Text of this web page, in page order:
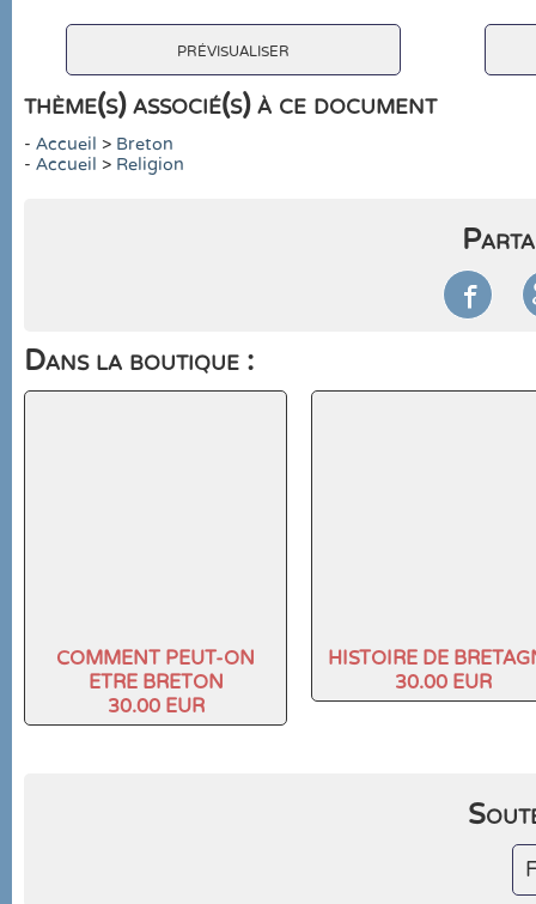
prévisualiser
thème(s) associé(s) à ce document
- Accueil > Breton
- Accueil > Religion

Dans la boutique :
COMMENT PEUT-ON
ETRE BRETON
30.00 EUR
HISTOIRE DE
30.00 EUR